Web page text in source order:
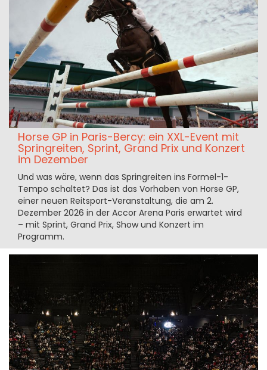
Horse GP in Paris-Bercy: ein XXL-Event mit
Springreiten, Sprint, Grand Prix und Konzert
im Dezember
Und was wäre, wenn das Springreiten ins Formel-1-
Tempo schaltet? Das ist das Vorhaben von Horse GP,
einer neuen Reitsport-Veranstaltung, die am 2.
Dezember 2026 in der Accor Arena Paris erwartet wird
– mit Sprint, Grand Prix, Show und Konzert im
Programm.